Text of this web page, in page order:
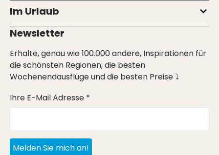
Im Urlaub
Newsletter
Erhalte, genau wie 100.000 andere, Inspirationen für
die schönsten Regionen, die besten
Wochenendausflüge und die besten Preise ⤵
Ihre E-Mail Adresse *
Melden Sie mich an!